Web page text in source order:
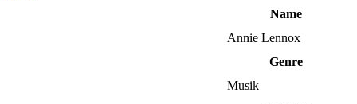
Name
Annie Lennox
Genre
Musik